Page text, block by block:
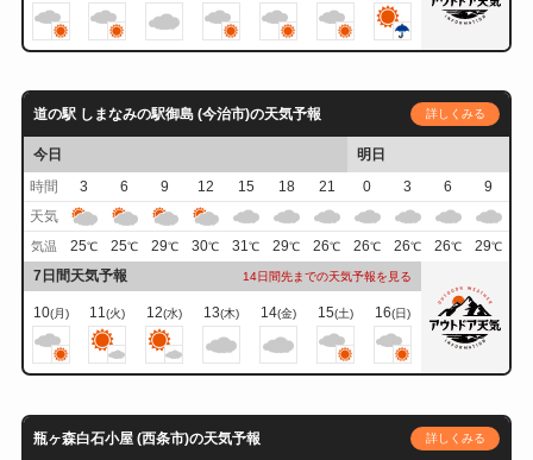
道の駅 しまなみの駅御島 (今治市)の天気予報 詳しくみる
今日
明日
時間
3 6 9 12 15 18 21 0 3 6
9
天気
気温 25℃ 25℃ 29℃ 30℃ 31℃ 29℃ 26℃ 26℃ 26℃ 26℃ 29℃
7日間天気予報 14日間先までの天気予報を見る
10(月) 11(火) 12(水) 13(木) 14(金) 15(土) 16(日)
瓶ヶ森白石小屋 (西条市)の天気予報 詳しくみる